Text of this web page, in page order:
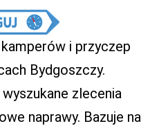
i przyczep
Bydgoszczy.
zlecenia
naprawy. Bazuje na